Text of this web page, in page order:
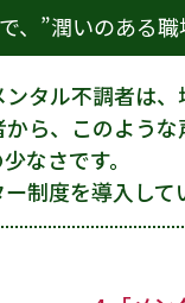
、”潤いのある
タル不調者は
ら、このよう
なさです。
制度を導入して